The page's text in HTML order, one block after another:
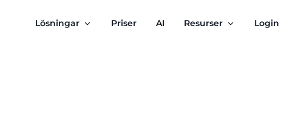
Lösningar Priser AI Resurser Login